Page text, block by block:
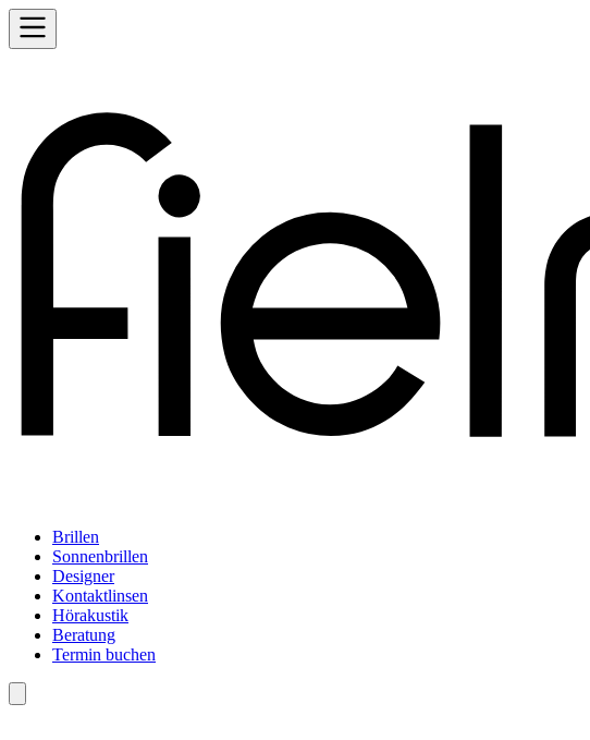
Brillen
Sonnenbrillen
Designer
Kontaktlinsen
Hörakustik
Beratung
Termin buchen